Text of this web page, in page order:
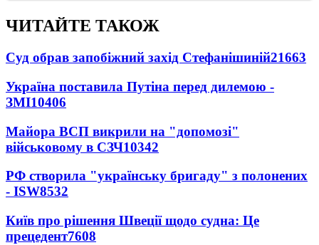
ЧИТАЙТЕ ТАКОЖ
Суд обрав запобіжний захід Стефанішиній21663
Україна поставила Путіна перед дилемою -
ЗМІ10406
Майора ВСП викрили на "допомозі"
військовому в СЗЧ10342
РФ створила "українську бригаду" з полонених
- ISW8532
Київ про рішення Швеції щодо судна: Це
прецедент7608